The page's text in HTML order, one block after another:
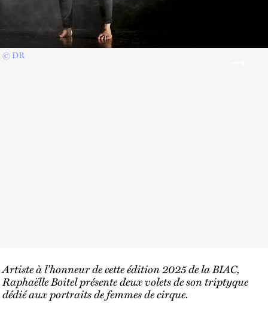
© DR
Artiste à l’honneur de cette édition 2025 de la BIAC,
Raphaëlle Boitel présente deux volets de son triptyque
dédié aux portraits de femmes de cirque.